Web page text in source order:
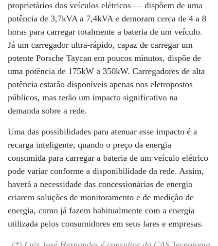
proprietários dos veículos elétricos — dispõem de uma
potência de 3,7kVA a 7,4kVA e demoram cerca de 4 a 8
horas para carregar totalmente a bateria de um veículo.
Já um carregador ultra-rápido, capaz de carregar um
potente Porsche Taycan em poucos minutos, dispõe de
uma potência de 175kW a 350kW. Carregadores de alta
potência estarão disponíveis apenas nos eletropostos
públicos, mas terão um impacto significativo na
demanda sobre a rede.
Uma das possibilidades para atenuar esse impacto é a
recarga inteligente, quando o preço da energia
consumida para carregar a bateria de um veículo elétrico
pode variar conforme a disponibilidade da rede. Assim,
haverá a necessidade das concessionárias de energia
criarem soluções de monitoramento e de medição de
energia, como já fazem habitualmente com a energia
utilizada pelos consumidores em seus lares e empresas.